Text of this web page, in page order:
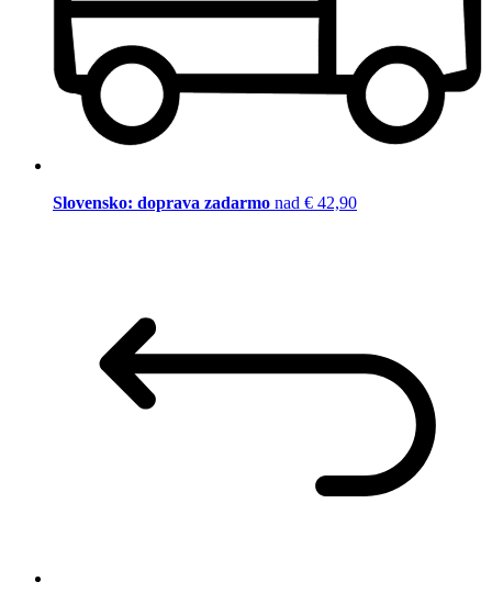
Slovensko: doprava zadarmo nad € 42,90